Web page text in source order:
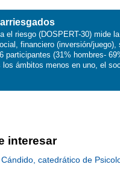
el riesgo (DOSPERT-30) mide
financiero (inversión/
participantes (31% hombres-
ámbitos menos en uno, el
interesar
catedrático de